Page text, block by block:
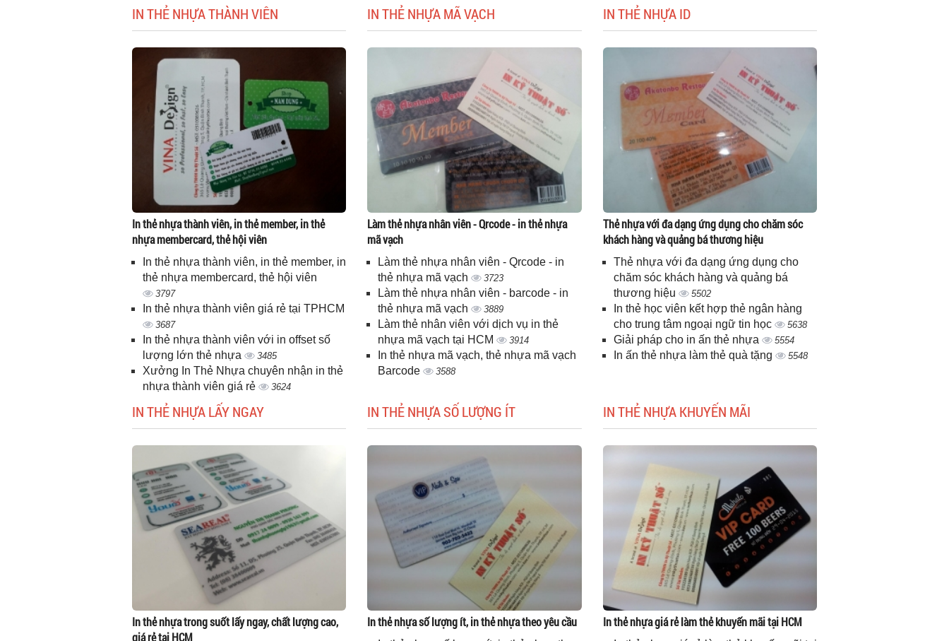
IN THẺ NHỰA THÀNH VIÊN
In thẻ nhựa thành viên, in thẻ member, in thẻ
nhựa membercard, thẻ hội viên
In thẻ nhựa thành viên, in thẻ member, in
thẻ nhựa membercard, thẻ hội viên
3797
In thẻ nhựa thành viên giá rẻ tại TPHCM
3687
In thẻ nhựa thành viên với in offset số
lượng lớn thẻ nhựa
3485
Xưởng In Thẻ Nhựa chuyên nhận in thẻ
nhựa thành viên giá rẻ
3624
IN THẺ NHỰA MÃ VẠCH
Làm thẻ nhựa nhân viên - Qrcode - in thẻ nhựa
mã vạch
Làm thẻ nhựa nhân viên - Qrcode - in
thẻ nhựa mã vạch
3723
Làm thẻ nhựa nhân viên - barcode - in
thẻ nhựa mã vạch
3889
Làm thẻ nhân viên với dịch vụ in thẻ
nhựa mã vạch tại HCM
3914
In thẻ nhựa mã vạch, thẻ nhựa mã vạch
Barcode
3588
IN THẺ NHỰA ID
Thẻ nhựa với đa dạng ứng dụng cho chăm sóc
khách hàng và quảng bá thương hiệu
Thẻ nhựa với đa dạng ứng dụng cho
chăm sóc khách hàng và quảng bá
thương hiệu
5502
In thẻ học viên kết hợp thẻ ngân hàng
cho trung tâm ngoại ngữ tin học
5638
Giải pháp cho in ấn thẻ nhựa 5554
In ấn thẻ nhựa làm thẻ quà tặng 5548
IN THẺ NHỰA LẤY NGAY
In thẻ nhựa trong suốt lấy ngay, chất lượng cao,
giá rẻ tại HCM
IN THẺ NHỰA SỐ LƯỢNG ÍT
In thẻ nhựa số lượng ít, in thẻ nhựa theo yêu cầu
IN THẺ NHỰA KHUYẾN MÃI
In thẻ nhựa giá rẻ làm thẻ khuyến mãi tại HCM